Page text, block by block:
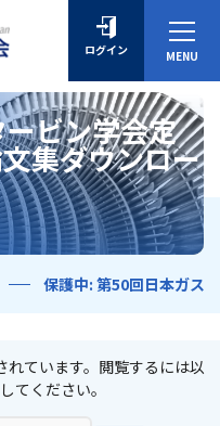
ログイン
ビン学会定
集ダウンロー
保護中: 第50回日本ガス
れています。閲覧するには以
てください。